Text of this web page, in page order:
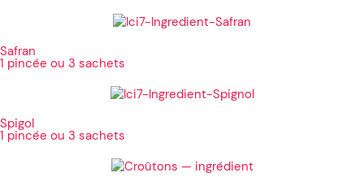
Safran
1 pincée ou 3 sachets
Spigol
1 pincée ou 3 sachets